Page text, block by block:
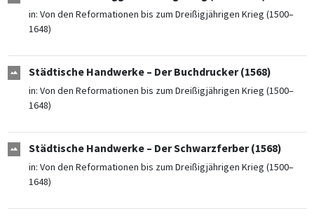
in: Von den Reformationen bis zum Dreißigjährigen Krieg (1500–
1648)
Städtische Handwerke – Der Buchdrucker (1568)
in: Von den Reformationen bis zum Dreißigjährigen Krieg (1500–
1648)
Städtische Handwerke – Der Schwarzferber (1568)
in: Von den Reformationen bis zum Dreißigjährigen Krieg (1500–
1648)